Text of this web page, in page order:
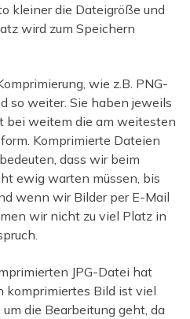
kleiner die Dateigröße und
wird zum Speichern
wie z.B. PNG-
so weiter. Sie haben jeweils
bei weitem die am weitesten
Komprimierte Dateien
dass wir beim
ewig warten müssen, bis
wenn wir Bilder per E-Mail
wir nicht zu viel Platz in
JPG-Datei hat
komprimiertes Bild ist viel
die Bearbeitung geht, da